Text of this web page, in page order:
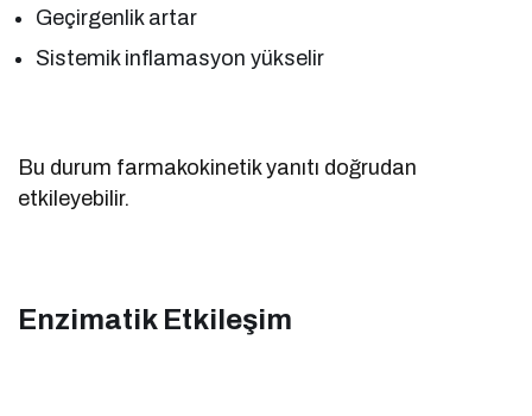
Geçirgenlik artar
Sistemik inflamasyon yükselir
Bu durum farmakokinetik yanıtı doğrudan
etkileyebilir.
Enzimatik Etkileşim